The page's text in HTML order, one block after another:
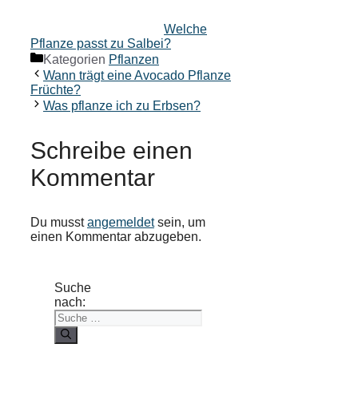
Welche
Pflanze passt zu Salbei?
Kategorien Pflanzen
Wann trägt eine Avocado Pflanze
Früchte?
Was pflanze ich zu Erbsen?
Schreibe einen
Kommentar
Du musstangemeldetsein, um
einen Kommentar abzugeben.
Suche
nach: